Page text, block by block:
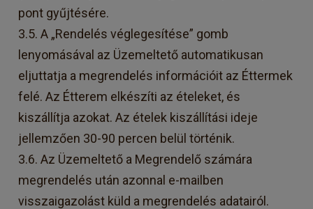
pont gyűjtésére.
3.5. A „Rendelés véglegesítése” gomb
lenyomásával az Üzemeltető automatikusan
eljuttatja a megrendelés információit az Éttermek
felé. Az Étterem elkészíti az ételeket, és
kiszállítja azokat. Az ételek kiszállítási ideje
jellemzően 30-90 percen belül történik.
3.6. Az Üzemeltető a Megrendelő számára
megrendelés után azonnal e-mailben
visszaigazolást küld a megrendelés adatairól.